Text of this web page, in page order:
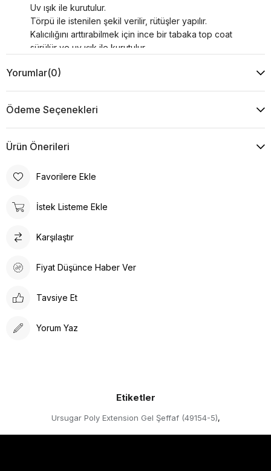
Uv ışık ile kurutulur.
Törpü ile istenilen şekil verilir, rütüşler yapılır.
Kalıcılığını arttırabilmek için ince bir tabaka top coat
sürülür ve uv ışık ile kurutulur.
Yorumlar(0)
Ödeme Seçenekleri
Ürün Önerileri
Favorilere Ekle
İstek Listeme Ekle
Karşılaştır
Fiyat Düşünce Haber Ver
Tavsiye Et
Yorum Yaz
Etiketler
Ursugar Poly Extension Gel Şeffaf (49154-5),